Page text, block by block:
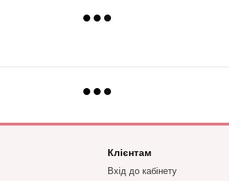
Клієнтам
Вхід до кабінету